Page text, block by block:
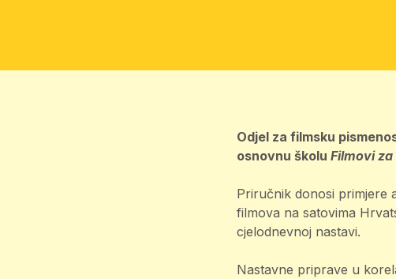
Odjel za filmsku
osnovnu školu Filmovi
Priručnik donosi primjere
filmova na satovima
cjelodnevnoj nastavi.
Nastavne priprave u